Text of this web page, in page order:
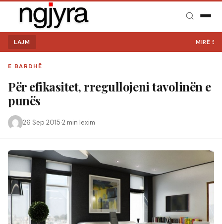
LAJM MIRË SE
E BARDHË
Për efikasitet, rregullojeni tavolinën e
punës
26 Sep 2015·2 min lexim